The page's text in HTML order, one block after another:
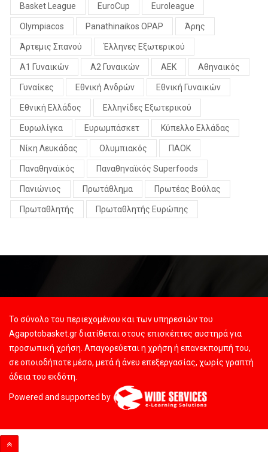
Basket League EuroCup Euroleague
Olympiacos Panathinaikos OPAP Άρης
Άρτεμις Σπανού Έλληνες Εξωτερικού
Α1 Γυναικών Α2 Γυναικών ΑΕΚ Αθηναικός
Γυναίκες Εθνική Ανδρών Εθνική Γυναικών
Εθνική Ελλάδος Ελληνίδες Εξωτερικού
Ευρωλίγκα Ευρωμπάσκετ Κύπελλο Ελλάδας
Νίκη Λευκάδας Ολυμπιακός ΠΑΟΚ
Παναθηναϊκός Παναθηναϊκός Superfoods
Πανιώνιος Πρωτάθλημα Πρωτέας Βούλας
Πρωταθλητής Πρωταθλητής Ευρώπης
Το σύνολο του περιεχομένου και των υπηρεσιών του
Agapotobasket.gr διατίθεται στους επισκέπτες αυστηρά για
προσωπική χρήση. Απαγορεύεται η χρήση ή επανεκπομπή του,
σε οποιοδήποτε μέσο, μετά ή άνευ επεξεργασίας, χωρίς γραπτή
άδεια του εκδότη.
Powered and supported by